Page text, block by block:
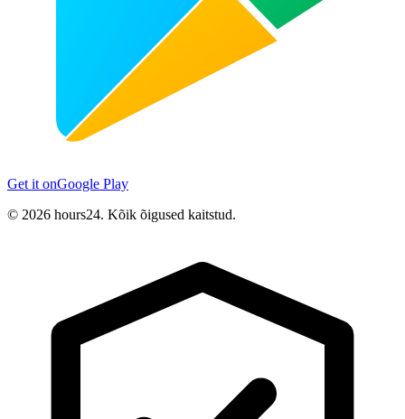
Get it onGoogle Play
© 2026 hours24. Kõik õigused kaitstud.